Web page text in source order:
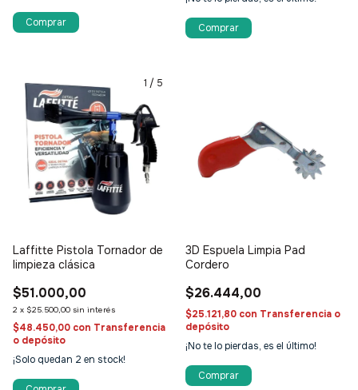
1 / 5
Laffitte Pistola Tornador de
limpieza clásica
$51.000,00
2 x $25.500,00 sin interés
$48.450,00 con Transferencia
o depósito
¡Solo quedan 2 en stock!
3D Espuela Limpia Pad
Cordero
$26.444,00
$25.121,80 con Transferencia o
depósito
¡No te lo pierdas, es el último!